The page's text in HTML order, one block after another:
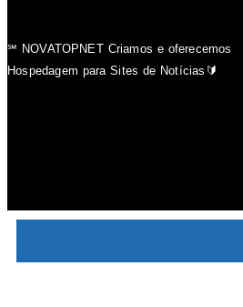
℠ NOVATOPNET Criamos e oferecemos
Hospedagem para Sites de Notícias🔰